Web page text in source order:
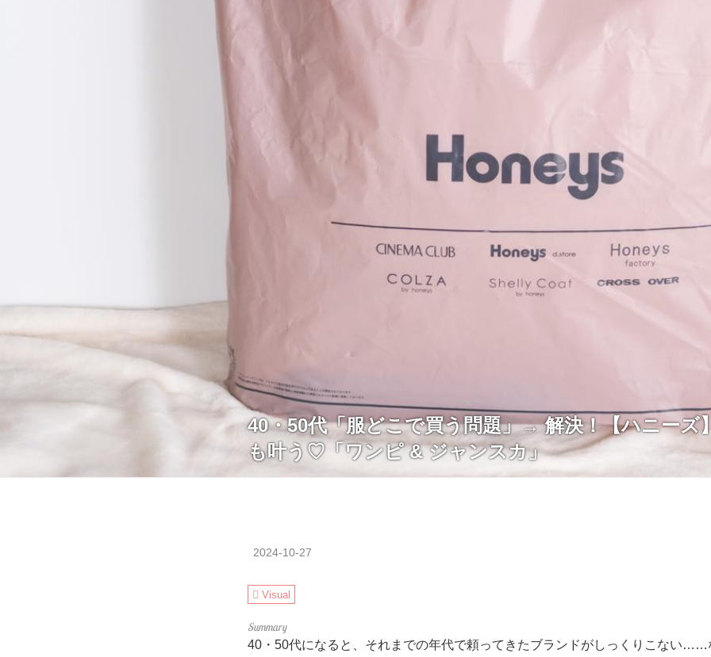
40・50代「服どこで買う問題」→ 解決！【ハニーズ
も叶う♡「ワンピ & ジャンスカ」
2024-10-27
Visual
40・50代になると、それまでの年代で頼ってきたブランドがしっくりこない……